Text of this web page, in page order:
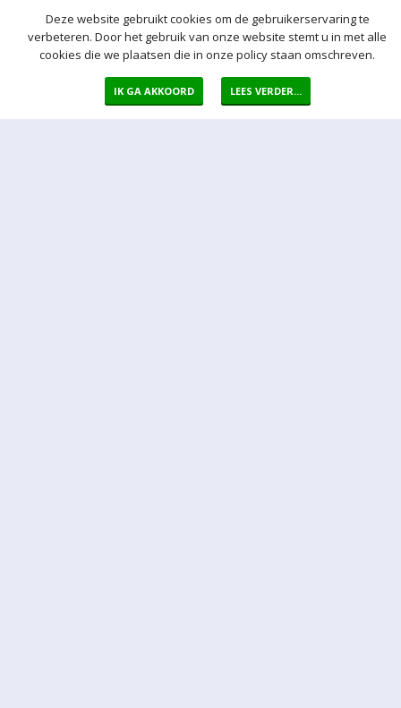
Deze website gebruikt cookies om de gebruikerservaring te
verbeteren. Door het gebruik van onze website stemt u in met alle
cookies die we plaatsen die in onze policy staan omschreven.
IK GA AKKOORD LEES VERDER...